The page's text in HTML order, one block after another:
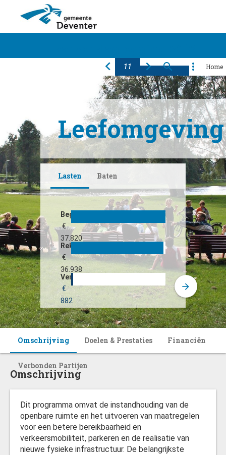
Financiën Programma's
Paragrafen Bijlagen
Home
Leefomgeving
Lasten Baten
Begroot
€
37.820
Rekening
€
36.938
Verschil
€
882
Omschrijving Doelen & Prestaties Financiën
Verbonden Partijen
Omschrijving
Dit programma omvat de instandhouding van de
openbare ruimte en het uitvoeren van maatregelen
voor een betere bereikbaarheid en
verkeersmobiliteit, parkeren en de realisatie van
nieuwe fysieke infrastructuur. De belangrijkste